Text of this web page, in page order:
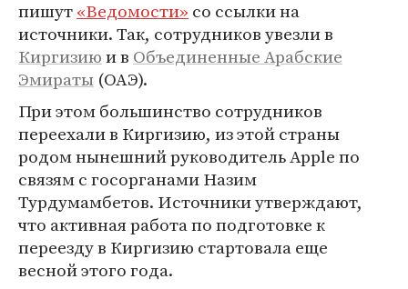
пишут«Ведомости» со ссылки на
источники. Так, сотрудников увезли в
Киргизиюи в Объединенные Арабские
Эмираты (ОАЭ).
При этом большинство сотрудников
переехали в Киргизию, из этой страны
родом нынешний руководитель Apple по
связям с госорганами Назим
Турдумамбетов. Источники утверждают,
что активная работа по подготовке к
переезду в Киргизию стартовала еще
весной этого года.